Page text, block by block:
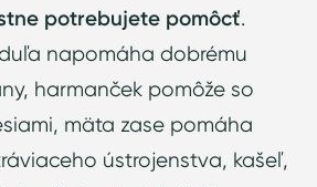
potrebujete pomôcť.
napomáha dobrému
harmanček pomôže so
mäta zase pomáha
ústrojenstva, kašeľ,